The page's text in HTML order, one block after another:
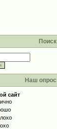
Поиск
Наш опрос
сайт